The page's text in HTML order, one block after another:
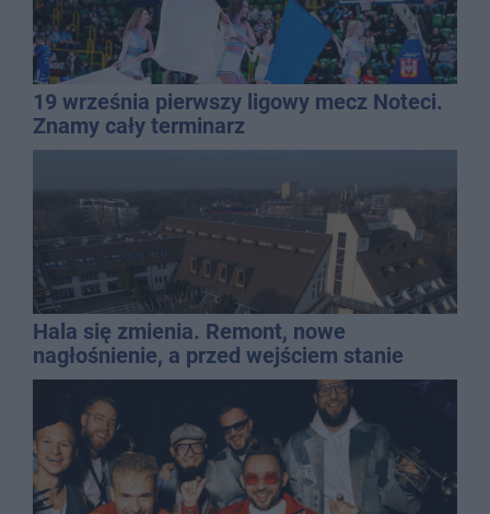
19 września pierwszy ligowy mecz Noteci.
Znamy cały terminarz
Hala się zmienia. Remont, nowe
nagłośnienie, a przed wejściem stanie
QEMETICA ARENA